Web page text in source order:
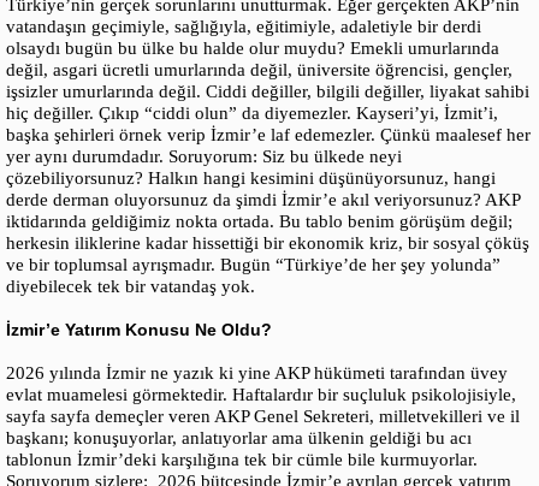
Türkiye’nin gerçek sorunlarını unutturmak. Eğer gerçekten AKP’nin
vatandaşın geçimiyle, sağlığıyla, eğitimiyle, adaletiyle bir derdi
olsaydı bugün bu ülke bu halde olur muydu? Emekli umurlarında
değil, asgari ücretli umurlarında değil, üniversite öğrencisi, gençler,
işsizler umurlarında değil. Ciddi değiller, bilgili değiller, liyakat sahibi
hiç değiller. Çıkıp “ciddi olun” da diyemezler. Kayseri’yi, İzmit’i,
başka şehirleri örnek verip İzmir’e laf edemezler. Çünkü maalesef her
yer aynı durumdadır. Soruyorum: Siz bu ülkede neyi
çözebiliyorsunuz? Halkın hangi kesimini düşünüyorsunuz, hangi
derde derman oluyorsunuz da şimdi İzmir’e akıl veriyorsunuz? AKP
iktidarında geldiğimiz nokta ortada. Bu tablo benim görüşüm değil;
herkesin iliklerine kadar hissettiği bir ekonomik kriz, bir sosyal çöküş
ve bir toplumsal ayrışmadır. Bugün “Türkiye’de her şey yolunda”
diyebilecek tek bir vatandaş yok.
İzmir’e Yatırım Konusu Ne Oldu?
2026 yılında İzmir ne yazık ki yine AKP hükümeti tarafından üvey
evlat muamelesi görmektedir. Haftalardır bir suçluluk psikolojisiyle,
sayfa sayfa demeçler veren AKP Genel Sekreteri, milletvekilleri ve il
başkanı; konuşuyorlar, anlatıyorlar ama ülkenin geldiği bu acı
tablonun İzmir’deki karşılığına tek bir cümle bile kurmuyorlar.
Soruyorum sizlere: 2026 bütçesinde İzmir’e ayrılan gerçek yatırım